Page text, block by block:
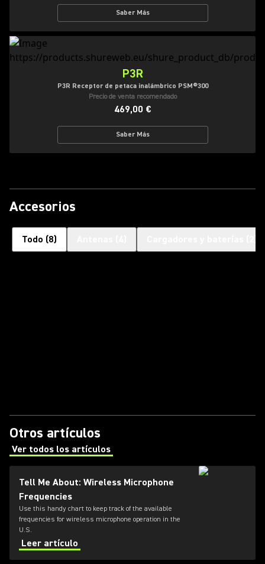
Saber Más
P3R
P3R Receptor de petaca inalámbrico PSM®300
Precio de venta recomendado
469,00 €
Saber Más
Accesorios
Todo (8)
Otros artículos
Ver todos los artículos
(Opens in a new tab)
Tell Me About: Wireless Microphone
Frequencies
Use this handy chart to keep track of the available
frequencies for wireless microphone operation in the
U.S.
Leer artículo